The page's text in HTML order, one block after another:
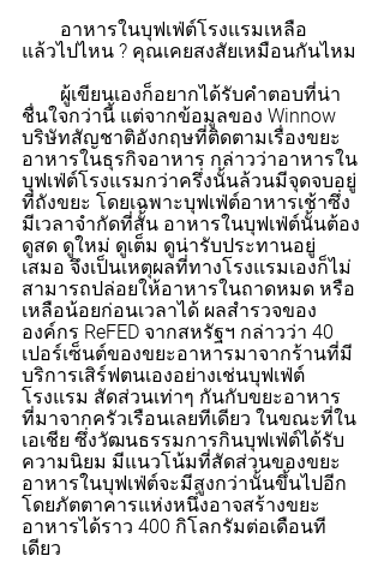
แล้วไปไหน ? คุณเคยสงสัยเหมือนกันไหม
ชื่นใจกว่านี้ แต่จากข้อมูลของ Winnow
บริษัทสัญชาติอังกฤษที่ติดตามเรื่องขยะ
อาหารในธุรกิจอาหาร กล่าวว่าอาหารใน
บุฟเฟ่ต์โรงแรมกว่าครึ่งนั้นล้วนมีจุดจบอยู่
ที่ถังขยะ โดยเฉพาะบุฟเฟ่ต์อาหารเช้าซึ่ง
มีเวลาจำกัดที่สั้น อาหารในบุฟเฟ่ต์นั้นต้อง
ดูสด ดูใหม่ ดูเต็ม ดูน่ารับประทานอยู่
เสมอ จึงเป็นเหตุผลที่ทางโรงแรมเองก็ไม่
สามารถปล่อยให้อาหารในถาดหมด หรือ
เหลือน้อยก่อนเวลาได้ ผลสำรวจของ
องค์กร ReFED จากสหรัฐฯ กล่าวว่า 40
เปอร์เซ็นต์ของขยะอาหารมาจากร้านที่มี
บริการเสิร์ฟตนเองอย่างเช่นบุฟเฟ่ต์
โรงแรม สัดส่วนเท่าๆ กันกับขยะอาหาร
ที่มาจากครัวเรือนเลยทีเดียว ในขณะที่ใน
เอเชีย ซึ่งวัฒนธรรมการกินบุฟเฟ่ต์ได้รับ
ความนิยม มีแนวโน้มที่สัดส่วนของขยะ
อาหารในบุฟเฟ่ต์จะมีสูงกว่านั้นขึ้นไปอีก
โดยภัตตาคารแห่งหนึ่งอาจสร้างขยะ
อาหารได้ราว 400 กิโลกรัมต่อเดือนที
เดียว